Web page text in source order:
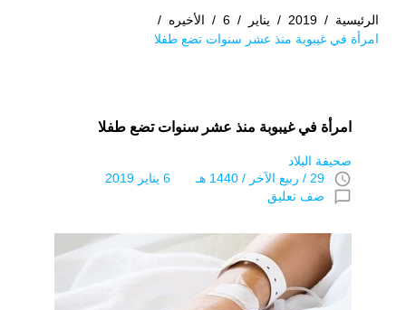
الرئيسية /
2019
/ يناير /
6
/ الأخيره /
امرأة في غيبوبة منذ عشر سنوات تضع طفلا
امرأة في غيبوبة منذ عشر سنوات تضع طفلا
صحيفة البلاد
access_time 29 / ربيع الآخر / 1440 هـ 6 يناير 2019
chat_bubble_outline ضف تعليق